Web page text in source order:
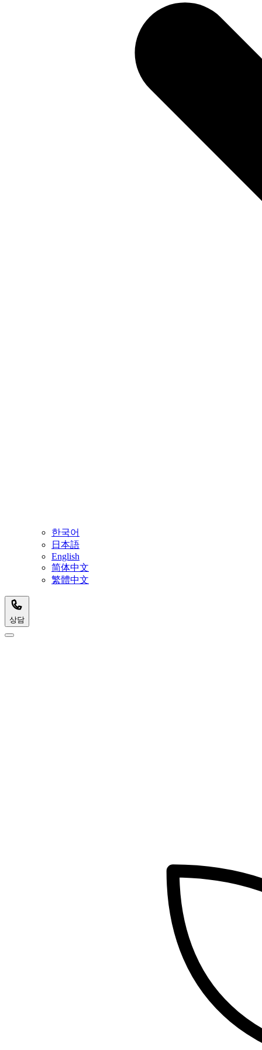
한국어
日本語
English
简体中文
繁體中文
상담